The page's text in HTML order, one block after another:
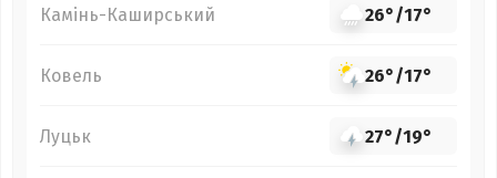
Камінь-Каширський 26°/17°
Ковель 26°/17°
Луцьк 27°/19°